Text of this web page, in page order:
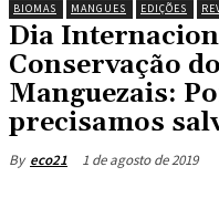
BIOMAS MANGUES EDIÇÕES
Dia
Conservação
Manguezais:
precisamos
By eco21 1 de agosto de 2019